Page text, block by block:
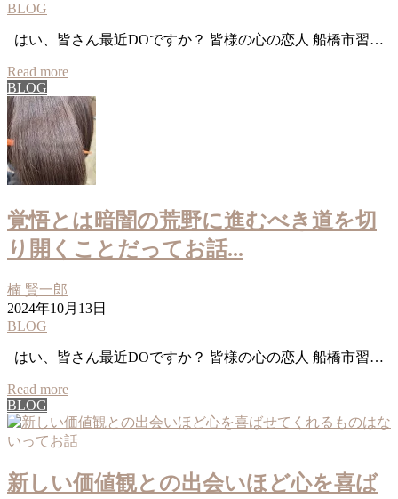
BLOG
はい、皆さん最近DOですか？ 皆様の心の恋人 船橋市習…
Read more
BLOG
覚悟とは暗闇の荒野に進むべき道を切
り開くことだってお話...
楠 賢一郎
2024年10月13日
BLOG
はい、皆さん最近DOですか？ 皆様の心の恋人 船橋市習…
Read more
BLOG
新しい価値観との出会いほど心を喜ば